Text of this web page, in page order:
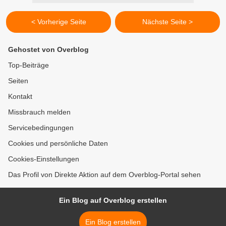
< Vorherige Seite Nächste Seite >
Gehostet von Overblog
Top-Beiträge
Seiten
Kontakt
Missbrauch melden
Servicebedingungen
Cookies und persönliche Daten
Cookies-Einstellungen
Das Profil von Direkte Aktion auf dem Overblog-Portal sehen
Ein Blog auf Overblog erstellen
Ein Blog erstellen